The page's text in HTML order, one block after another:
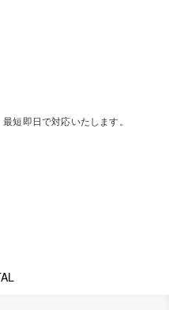
短即日で対応いたします。